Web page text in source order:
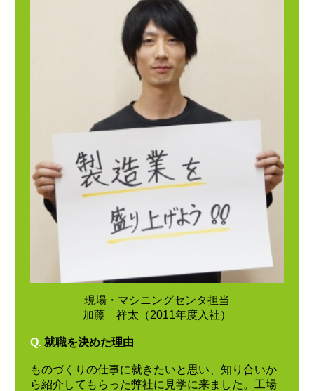
現場・マシニングセンタ担当
加藤 祥太（2011年度入社）
Q. 就職を決めた理由
ものづくりの仕事に就きたいと思い、知り合いか
ら紹介してもらった弊社に見学に来ました。工場